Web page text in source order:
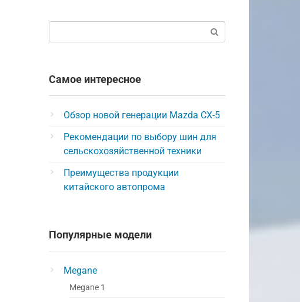
Самое интересное
Обзор новой генерации Mazda CX-5
Рекомендации по выбору шин для
сельскохозяйственной техники
Преимущества продукции
китайского автопрома
Популярные модели
Megane
Megane 1